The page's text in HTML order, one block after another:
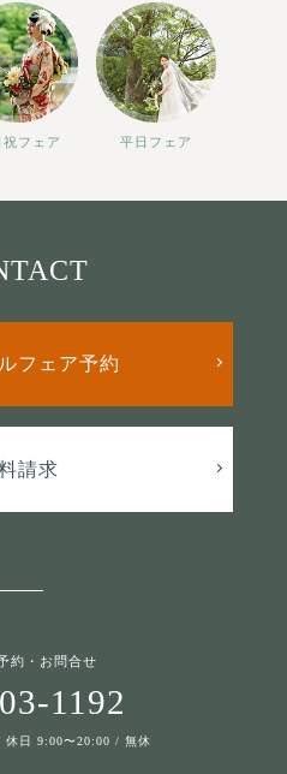
祝フェア 平日フェア
フェア予約
請求
約・お問合せ
1192
休日 9:00〜20:00 / 無休